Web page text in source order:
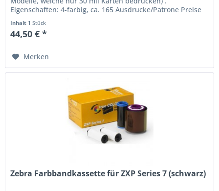
Eigenschaften: 4-farbig, ca. 165 Ausdrucke/Patrone Preise
Inhalt 1 Stück
44,50 € *
Merken
Zebra Farbbandkassette für ZXP Series 7 (schwarz)